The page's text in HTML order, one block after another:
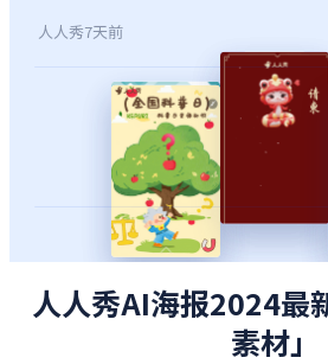
人人秀7天前
人人秀AI海报2024最
素材」